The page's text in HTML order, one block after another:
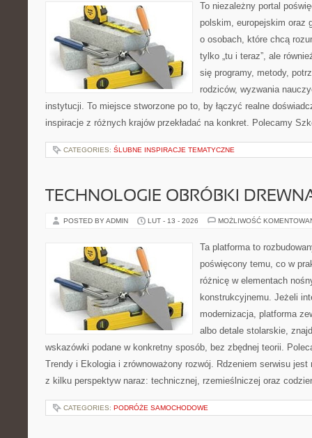
To niezależny portal
polskim, europejskim oraz
o osobach, które chcą
tylko „tu i teraz”, ale
się programy, metody,
rodziców, wyzwania
instytucji. To miejsce stworzone po to, by łączyć realne
inspiracje z różnych krajów przekładać na konkret. Polecamy
CATEGORIES: ŚLUBNE INSPIRACJE TEMATYCZNE
TECHNOLOGIE OBRÓBKI
POSTED BY ADMIN LUT - 13 - 2026 MOŻLIWOŚĆ
Ta platforma to
poświęcony temu, co w
różnicę w elementach
konstrukcyjnemu. Jeżeli
modernizacja, platforma
albo detale stolarskie,
wskazówki podane w konkretny sposób, bez zbędnej teorii.
Trendy i Ekologia i zrównoważony rozwój. Rdzeniem serwisu jest
z kilku perspektyw naraz: technicznej, rzemieślniczej oraz
CATEGORIES: PODRÓŻE SAMOCHODOWE